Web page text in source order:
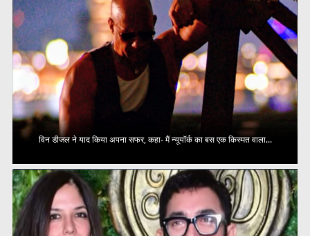
विन डीजल ने याद किया अपना सफर, कहा- मैं न्यूयॉर्क का बस एक किस्मत वाला...